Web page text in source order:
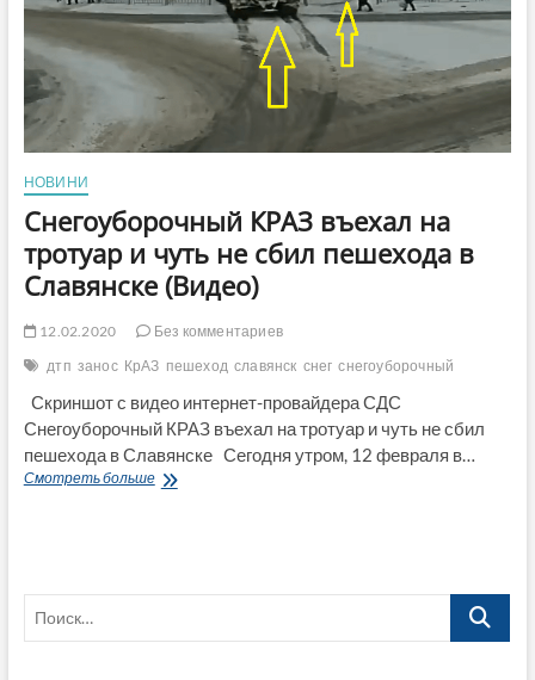
НОВИНИ
Снегоуборочный КРАЗ въехал на
тротуар и чуть не сбил пешехода в
Славянске (Видео)
12.02.2020
Без комментариев
дтп занос КрАЗ пешеход славянск снег снегоуборочный
Скриншот с видео интернет-провайдера СДС
Снегоуборочный КРАЗ въехал на тротуар и чуть не сбил
пешехода в Славянске Сегодня утром, 12 февраля в…
Смотреть большеСнегоуборочный
Поиск…